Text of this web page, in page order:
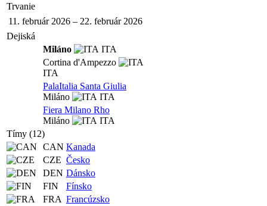
Trvanie
11. február 2026 – 22. február 2026
Dejiská
Miláno
ITA
Cortina d'Ampezzo
ITA
PalaItalia Santa Giulia
Miláno
ITA
Fiera Milano Rho
Miláno
ITA
Tímy (12)
CAN Kanada
CZE Česko
DEN Dánsko
FIN
Fínsko
FRA Francúzsko